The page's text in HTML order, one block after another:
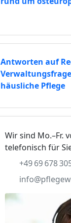
Antworten auf
häusliche Pflege
Wir sind Mo.–Fr.
telefonisch für
+49 69 678